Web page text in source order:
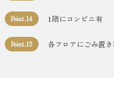
Point.14 1階にコンビニ有
Point.15 各フロアにごみ置